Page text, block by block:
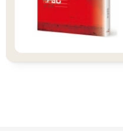
給我機會，甚至安排有聲書
一起聽詩。這本書是以教育
而成，每篇都附有朗讀音檔
難以名狀的東西，一字一句為